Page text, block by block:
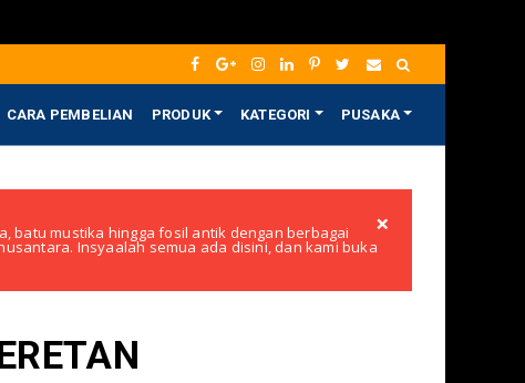
CARA PEMBELIAN PRODUK KATEGORI PUSAKA
×
batu mustika hingga fosil antik dengan berbagai
Insyaalah semua ada disini, dan kami buka